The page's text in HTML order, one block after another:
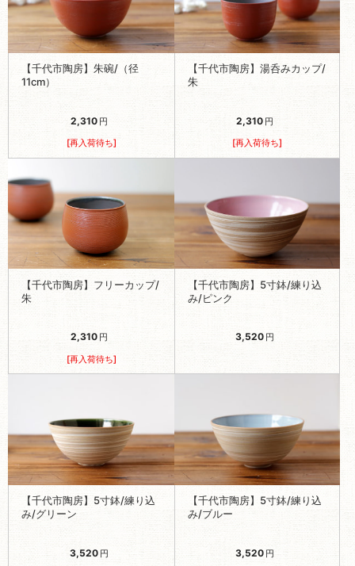
【千代市陶房】朱碗/（径
11cm）
2,310 円
[再入荷待ち]
【千代市陶房】湯呑みカップ/
朱
2,310 円
[再入荷待ち]
【千代市陶房】フリーカップ/
朱
2,310 円
[再入荷待ち]
【千代市陶房】5寸鉢/練り込
み/ピンク
3,520 円
【千代市陶房】5寸鉢/練り込
み/グリーン
3,520 円
【千代市陶房】5寸鉢/練り込
み/ブルー
3,520 円